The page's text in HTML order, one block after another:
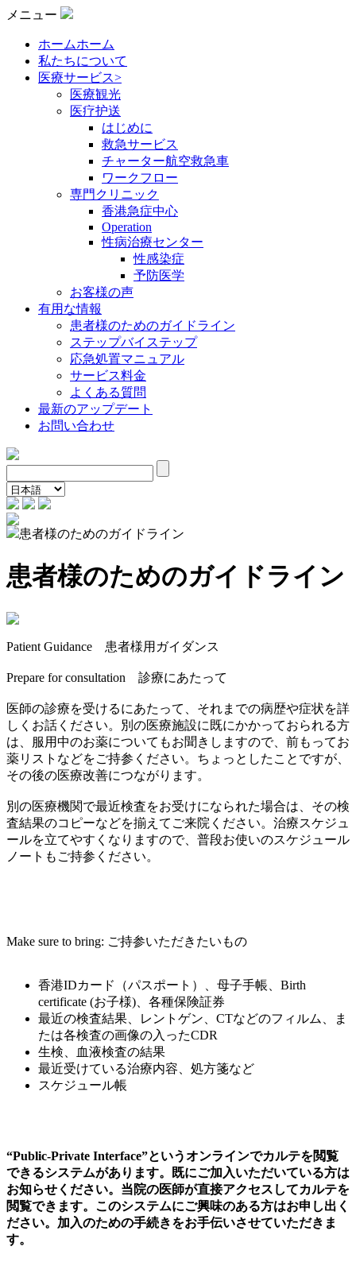
メニュー
ホームホーム
私たちについて
医療サービス>
医療観光
医疗护送
はじめに
救急サービス
チャーター航空救急車
ワークフロー
専門クリニック
香港急症中心
Operation
性病治療センター
性感染症
予防医学
お客様の声
有用な情報
患者様のためのガイドライン
ステップバイステップ
応急処置マニュアル
サービス料金
よくある質問
最新のアップデート
お問い合わせ
患者様のためのガイドライン
患者様のためのガイドライン
Patient Guidance 患者様用ガイダンス
Prepare for consultation 診療にあたって
医師の診療を受けるにあたって、それまでの病歴や症状を詳
しくお話ください。別の医療施設に既にかかっておられる方
は、服用中のお薬についてもお聞きしますので、前もってお
薬リストなどをご持参ください。ちょっとしたことですが、
その後の医療改善につながります。
別の医療機関で最近検査をお受けになられた場合は、その検
査結果のコピーなどを揃えてご来院ください。治療スケジュ
ールを立てやすくなりますので、普段お使いのスケジュール
ノートもご持参ください。
Make sure to bring: ご持参いただきたいもの
香港IDカード（パスポート）、母子手帳、Birth
certificate (お子様)、各種保険証券
最近の検査結果、レントゲン、CTなどのフィルム、ま
たは各検査の画像の入ったCDR
生検、血液検査の結果
最近受けている治療内容、処方箋など
スケジュール帳
“Public-Private Interface”というオンラインでカルテを閲覧
できるシステムがあります。既にご加入いただいている方は
お知らせください。当院の医師が直接アクセスしてカルテを
閲覧できます。このシステムにご興味のある方はお申し出く
ださい。加入のための手続きをお手伝いさせていただきま
す。